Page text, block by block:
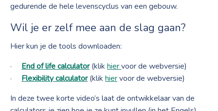
gedurende de hele levenscyclus van een gebouw.
Wil je er zelf mee aan de slag gaan?
Hier kun je de tools downloaden:
· End of life calculator (klikhiervoor de webversie)
· Flexibility calculator (klikhiervoor de webversie)
In deze twee korte video’s laat de ontwikkelaar van de